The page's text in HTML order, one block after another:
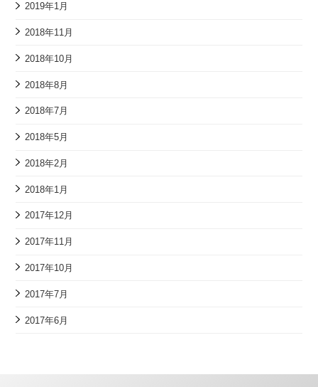
2019年1月
2018年11月
2018年10月
2018年8月
2018年7月
2018年5月
2018年2月
2018年1月
2017年12月
2017年11月
2017年10月
2017年7月
2017年6月